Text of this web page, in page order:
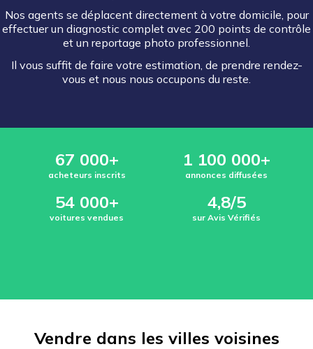
Nos agents se déplacent directement à votre domicile, pour
effectuer un diagnostic complet avec 200 points de contrôle
et un reportage photo professionnel.
Il vous suffit de faire votre estimation, de prendre rendez-
vous et nous nous occupons du reste.
67 000+
acheteurs inscrits
1 100 000+
annonces diffusées
54 000+
voitures vendues
4,8/5
sur Avis Vérifiés
Vendre dans les villes voisines